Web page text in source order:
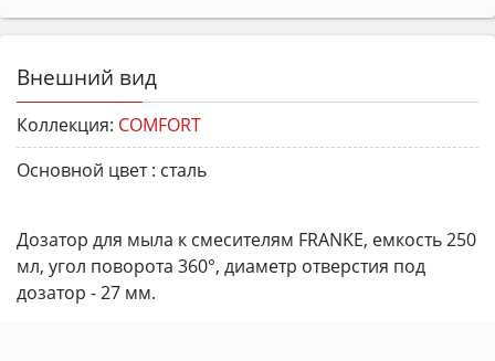
Внешний вид
Коллекция: COMFORT
Основной цвет : сталь
Дозатор для мыла к смесителям FRANKE, емкость 250
мл, угол поворота 360°, диаметр отверстия под
дозатор - 27 мм.